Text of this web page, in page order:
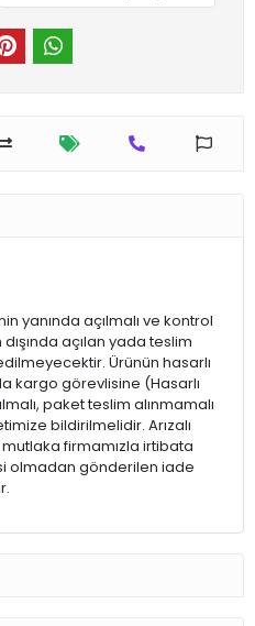
yanında açılmalı ve kontrol
açılan yada teslim
Ürünün hasarlı
kargo görevlisine (Hasarlı
paket teslim alınmamalı
bildirilmelidir. Arızalı
firmamızla irtibata
olmadan gönderilen iade